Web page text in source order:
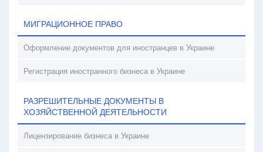
МИГРАЦИОННОЕ ПРАВО
Оформление документов для иностранцев в Украине
Регистрация иностранного бизнеса в Украине
РАЗРЕШИТЕЛЬНЫЕ ДОКУМЕНТЫ В
ХОЗЯЙСТВЕННОЙ ДЕЯТЕЛЬНОСТИ
Лицензирование бизнеса в Украине